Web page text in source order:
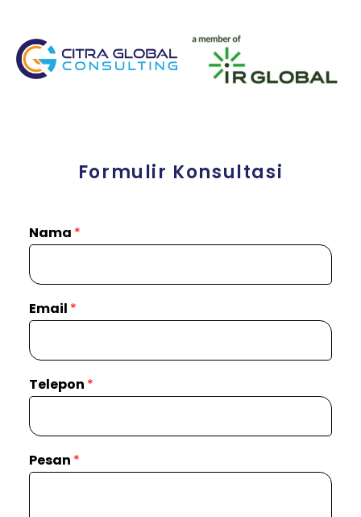
Formulir Konsultasi
Nama *
Email *
Telepon *
Pesan *